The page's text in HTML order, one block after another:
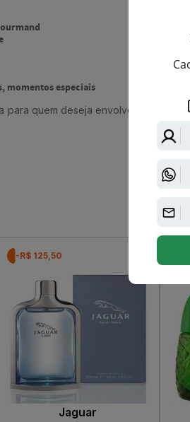
momentos especiais
para quem deseja envolver, seduzir
-R$ 125,50
Jaguar